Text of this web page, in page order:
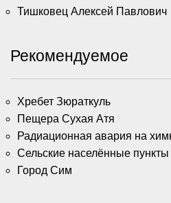
Тишковец Алексей Павлович
Рекомендуемое
Хребет Зюраткуль
Пещера Сухая Атя
Радиационная авария на
Сельские населённые пункты
Город Сим